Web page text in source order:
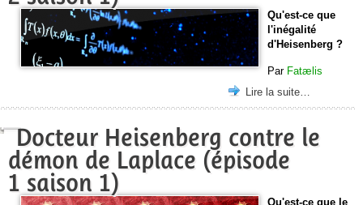
Qu'est-ce que
l'inégalité
d'Heisenberg ?
Par Fatælis
Lire la suite…
Docteur Heisenberg contre le
démon de Laplace (épisode
1 saison 1)
Qu'est-ce que le